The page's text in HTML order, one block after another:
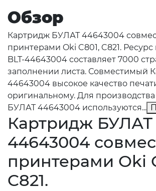
Обзор
Картридж БУЛАТ 44643004
принтерами Oki C801, C821.
BLT-44643004 составляет 7000
заполнении листа. Совместимый
44643004 высокое качество
оригинальному. Для
БУЛАТ 44643004 используются...
Картридж БУЛАТ
44643004
принтерами Oki
C821.